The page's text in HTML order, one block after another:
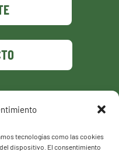
tecnologías como las cookies
dispositivo. El consentimiento